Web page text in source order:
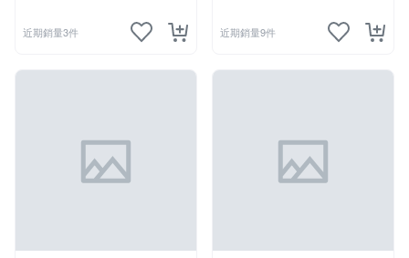
近期銷量3件 近期銷量9件